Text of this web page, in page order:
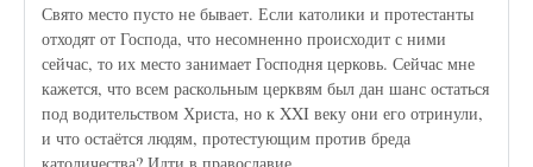
Свято место пусто не бывает. Если католики и протестанты
отходят от Господа, что несомненно происходит с ними
сейчас, то их место занимает Господня церковь. Сейчас мне
кажется, что всем раскольным церквям был дан шанс остаться
под водительством Христа, но к XXI веку они его отринули,
и что остаётся людям, протестующим против бреда